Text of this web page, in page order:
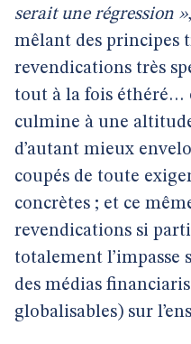
serait une régression »
mêlant des principes
revendications très
tout à la fois éthéré…
culmine à une
d’autant mieux
coupés de toute
concrètes ; et ce
revendications si
totalement l’impasse
des médias
globalisables) sur